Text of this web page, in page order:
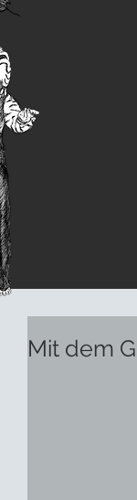
Mit dem